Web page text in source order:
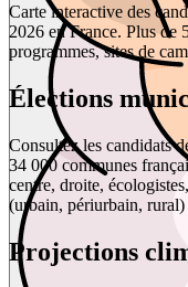
Carte interactive des
2026 en France. Plus de
programmes, sites de
Élections
Consultez les candidats
34 000 communes
centre, droite,
(urbain, périurbain,
Projections